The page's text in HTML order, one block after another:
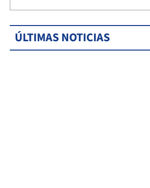
ÚLTIMAS NOTICIAS